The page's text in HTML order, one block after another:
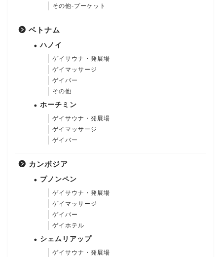
その他-プーケット
ベトナム
ハノイ
ゲイサウナ・発展場
ゲイマッサージ
ゲイバー
その他
ホーチミン
ゲイサウナ・発展場
ゲイマッサージ
ゲイバー
カンボジア
プノンペン
ゲイサウナ・発展場
ゲイマッサージ
ゲイバー
ゲイホテル
シェムリアップ
ゲイサウナ・発展場